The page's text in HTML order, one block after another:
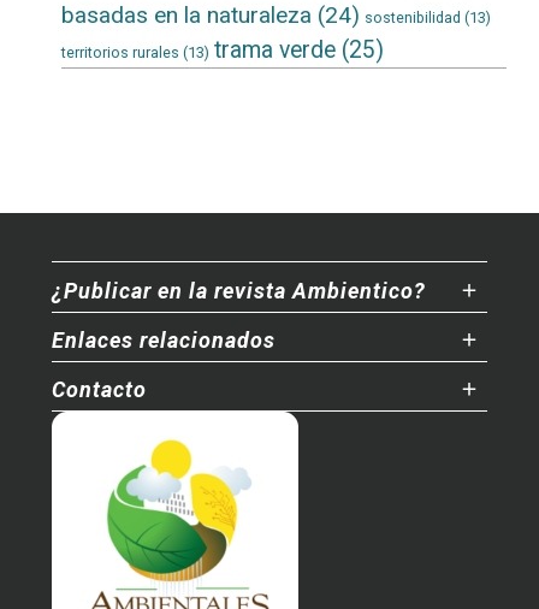
basadas en la naturaleza (24) sostenibilidad (13)
territorios rurales (13) trama verde(25)
¿Publicar en la revista Ambientico?
Enlaces relacionados
Contacto